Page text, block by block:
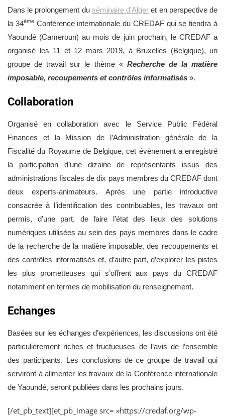
Dans le prolongement du séminaire d’Alger et en perspective de
la 34èmeConférence internationale du CREDAF qui se tiendra à
Yaoundé (Cameroun) au mois de juin prochain, le CREDAF a
organisé les 11 et 12 mars 2019, à Bruxelles (Belgique), un
groupe de travail sur le thème « Recherche de la matière
imposable, recoupements et contrôles informatisés ».
Collaboration
Organisé en collaboration avec le Service Public Fédéral
Finances et la Mission de l’Administration générale de la
Fiscalité du Royaume de Belgique, cet évènement a enregistré
la participation d’une dizaine de représentants issus des
administrations fiscales de dix pays membres du CREDAF dont
deux experts-animateurs. Après une partie introductive
consacrée à l’identification des contribuables, les travaux ont
permis, d’une part, de faire l’état des lieux des solutions
numériques utilisées au sein des pays membres dans le cadre
de la recherche de la matière imposable, des recoupements et
des contrôles informatisés et, d’autre part, d’explorer les pistes
les plus prometteuses qui s’offrent aux pays du CREDAF
notamment en termes de mobilisation du renseignement.
Echanges
Basées sur les échanges d’expériences, les discussions ont été
particulièrement riches et fructueuses de l’avis de l’ensemble
des participants. Les conclusions de ce groupe de travail qui
serviront à alimenter les travaux de la Conférence internationale
de Yaoundé, seront publiées dans les prochains jours.
[/et_pb_text][et_pb_image src= »https://credaf.org/wp-